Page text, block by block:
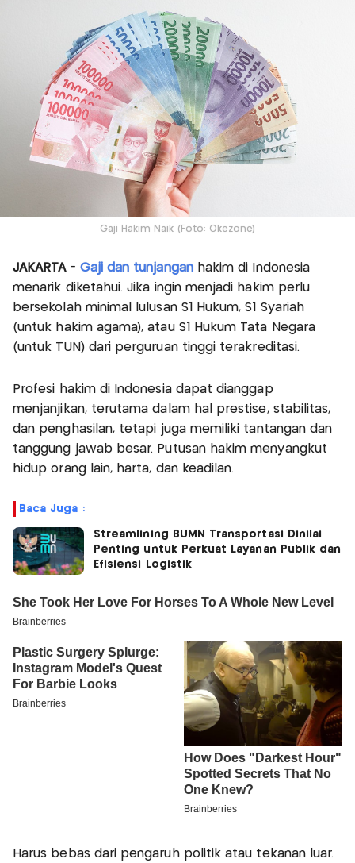
Gaji Hakim Naik (Foto: Okezone)
JAKARTA- Gaji dan tunjanganhakim di Indonesia
menarik diketahui. Jika ingin menjadi hakim perlu
bersekolah minimal lulusan S1 Hukum, S1 Syariah
(untuk hakim agama), atau S1 Hukum Tata Negara
(untuk TUN) dari perguruan tinggi terakreditasi.
Profesi hakim di Indonesia dapat dianggap
menjanjikan, terutama dalam hal prestise, stabilitas,
dan penghasilan, tetapi juga memiliki tantangan dan
tanggung jawab besar. Putusan hakim menyangkut
hidup orang lain, harta, dan keadilan.
Baca Juga :
Streamlining BUMN Transportasi Dinilai
Penting untuk Perkuat Layanan Publik dan
Efisiensi Logistik
Harus bebas dari pengaruh politik atau tekanan luar.